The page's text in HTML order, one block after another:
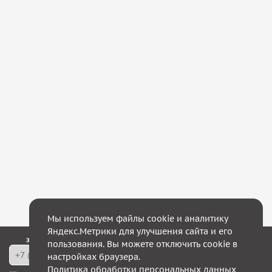
Закажите обратный звонок — в течение 10 минут мы с Вами свяжемся!
Мы используем файлы cookie и аналитику
Яндекс.Метрики для улучшения сайта и его
пользования. Вы можете отключить cookie в
настройках браузера.
Политика обработки персональных данных